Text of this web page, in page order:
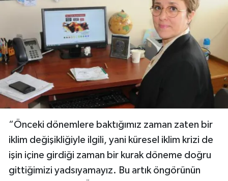
“Önceki dönemlere baktığımız zaman zaten bir
iklim değişikliğiyle ilgili, yani küresel iklim krizi de
işin içine girdiği zaman bir kurak döneme doğru
gittiğimizi yadsıyamayız. Bu artık öngörünün